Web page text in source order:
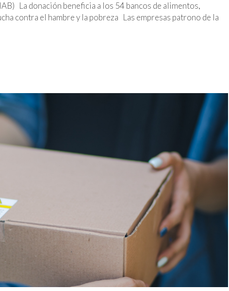
La donación beneficia a los 54 bancos de alimentos,
contra el hambre y la pobreza Las empresas patrono de la